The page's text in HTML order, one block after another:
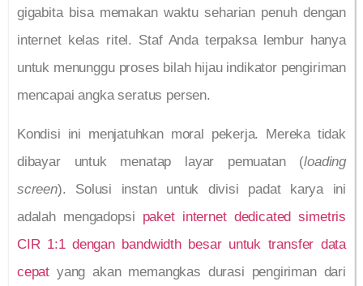
gigabita bisa memakan waktu seharian penuh dengan
internet kelas ritel. Staf Anda terpaksa lembur hanya
untuk menunggu proses bilah hijau indikator pengiriman
mencapai angka seratus persen.
Kondisi ini menjatuhkan moral pekerja. Mereka tidak
dibayar untuk menatap layar pemuatan (loading
screen). Solusi instan untuk divisi padat karya ini
adalah mengadopsi paket internet dedicated simetris
CIR 1:1 dengan bandwidth besar untuk transfer data
cepat yang akan memangkas durasi pengiriman dari